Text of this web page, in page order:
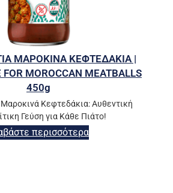
ΜΑΡΟΚΙΝΑ ΚΕΦΤΕΔΑΚΙΑ |
FOR MOROCCAN MEATBALLS
450g
Μαροκινά Κεφτεδάκια: Αυθεντική
Γεύση για Κάθε Πιάτο!
περισσότερα